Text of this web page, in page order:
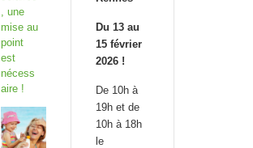
, une
mise au
point
est
nécess
aire !
Du 13 au
15 février
2026 !
De 10h à
19h et de
10h à 18h
le